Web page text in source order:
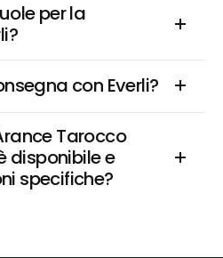
per la
con Everli?
Tarocco
disponibile e
specifiche?